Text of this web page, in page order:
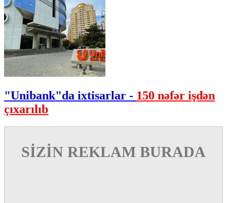
"Unibank"da ixtisarlar - 150 nəfər işdən
çıxarılıb
SİZİN REKLAM BURADA